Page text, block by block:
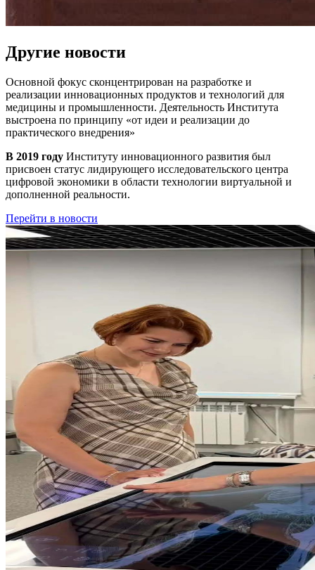
Другие новости
Основной фокус сконцентрирован на разработке и
реализации инновационных продуктов и технологий для
медицины и промышленности. Деятельность Института
выстроена по принципу «от идеи и реализации до
практического внедрения»
В 2019 году Институту инновационного развития был
присвоен статус лидирующего исследовательского центра
цифровой экономики в области технологии виртуальной и
дополненной реальности.
Перейти в новости